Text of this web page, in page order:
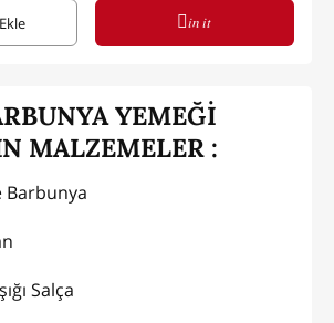
in it
YEMEĞİ
MALZEMELER :
Barbunya
Salça